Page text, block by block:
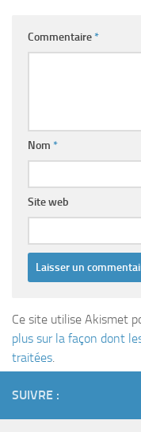
Commentaire*
Nom *
Site web
Ce site utilise Akismet
plus sur la façon dont
traitées.
SUIVRE :